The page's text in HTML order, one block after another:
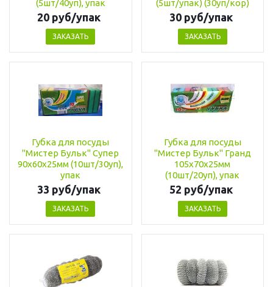
(5шт/40уп), упак
20 руб/упак
ЗАКАЗАТЬ
(5шт/упак) (30уп/кор)
30 руб/упак
ЗАКАЗАТЬ
Губка для посуды
"Мистер Бульк" Супер
90х60х25мм (10шт/30уп),
упак
33 руб/упак
ЗАКАЗАТЬ
Губка для посуды
"Мистер Бульк" Гранд
105х70х25мм
(10шт/20уп), упак
52 руб/упак
ЗАКАЗАТЬ